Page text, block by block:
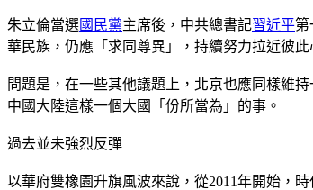
朱立倫當選國民黨主席後，中共總書記習近平第
華民族，仍應「求同尊異」，持續努力拉近彼
問題是，在一些其他議題上，北京也應同樣維
中國大陸這樣一個大國「份所當為」的事。
過去並未強烈反彈
以華府雙橡園升旗風波來說，從2011年開始，時